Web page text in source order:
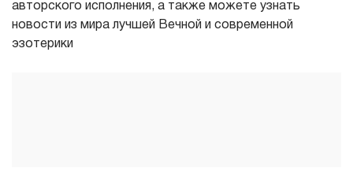
авторского исполнения, а также можете узнать
новости из мира лучшей Вечной и современной
эзотерики